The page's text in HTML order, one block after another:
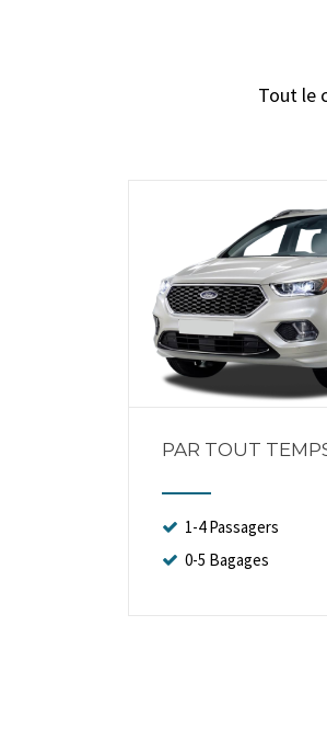
Tout le
PAR TOUT
1-4 Passagers
0-5 Bagages